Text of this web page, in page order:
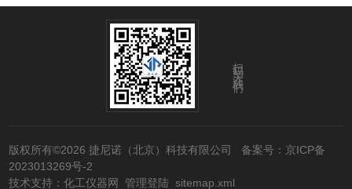
扫码关注我们
版权所有©2026 捷尼诺（北京）科技有限公司 备案号：京ICP备
2023013269号-2
技术支持：化工仪器网 管理登陆 sitemap.xml